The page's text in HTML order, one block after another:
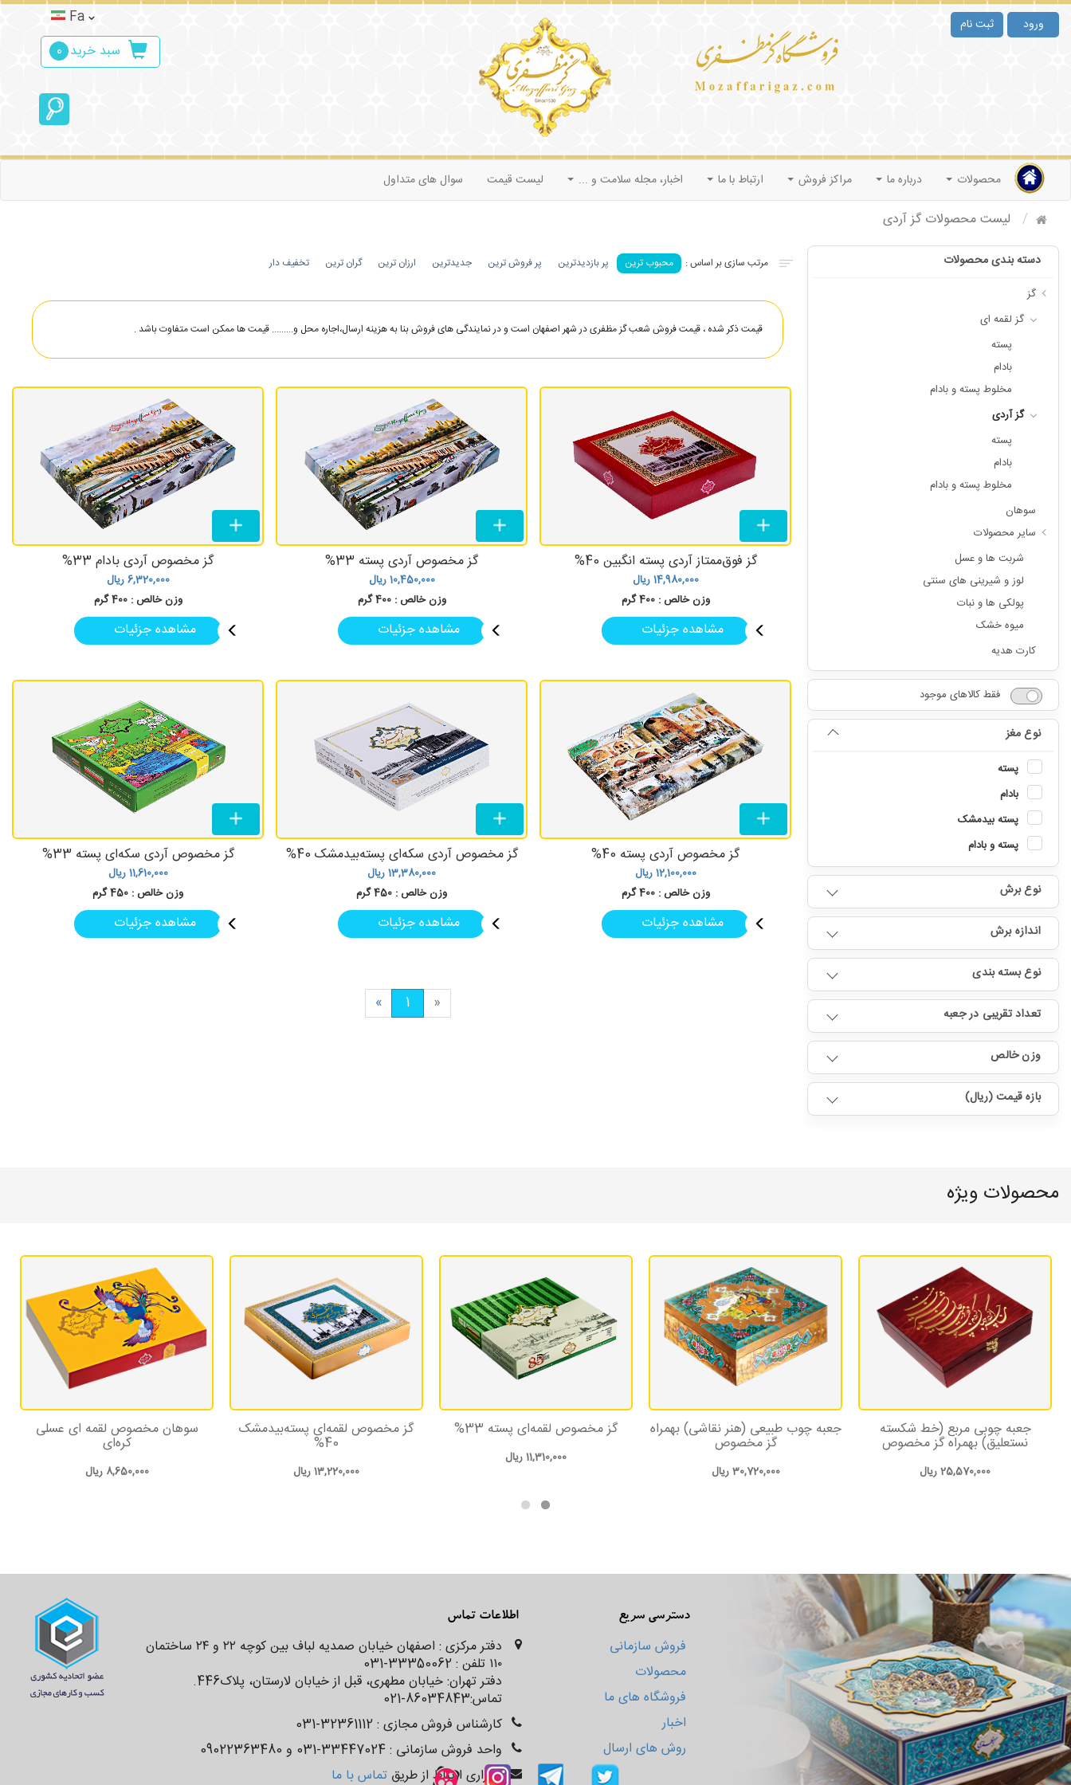
ورود ثبت نام
Fa
سبد خرید 0
محصولات درباره ما مراکز فروش ارتباط با ما اخبار، مجله سلامت و ... لیست قیمت سوال های متداول
لیست محصولات گز آردی
دسته بندی محصولات
گز
گز لقمه ای
پسته
بادام
مخلوط پسته و بادام
گز آردی
پسته
بادام
مخلوط پسته و بادام
سوهان
سایر محصولات
شربت ها و عسل
لوز و شیرینی های سنتی
پولکی ها و نبات
میوه خشک
کارت هدیه
فقط کالاهای موجود
نوع مغز
پسته
بادام
پسته بیدمشک
پسته و بادام
نوع برش
اندازه برش
نوع بسته بندی
تعداد تقریبی در جعبه
وزن خالص
بازه قیمت (ریال)
محبوب ترین پر بازدیدترین پر فروش ترین جدیدترین ارزان ترین گران ترین تخفیف دار
قیمت ذکر شده ، قیمت فروش شعب گز مظفری در شهر اصفهان است و در نمایندگی های فروش بنا به هزینه ارسال،اجاره محل و......... قیمت ها ممکن است متفاوت باشد .
گز فوق‌ممتاز آردی پسته انگبین 40%
14,980,000ریال
وزن خالص : 400 گرم
مشاهده جزئیات
گز مخصوص آردی پسته 33%
10,450,000ریال
وزن خالص : 400 گرم
مشاهده جزئیات
گز مخصوص آردی بادام 33%
6,320,000ریال
وزن خالص : 400 گرم
مشاهده جزئیات
گز مخصوص آردی پسته 40%
12,100,000ریال
وزن خالص : 400 گرم
مشاهده جزئیات
گز مخصوص آردی سکه‌ای پسته‌بیدمشک 40%
13,380,000ریال
وزن خالص : 450 گرم
مشاهده جزئیات
گز مخصوص آردی سکه‌ای پسته‌ 33%
11,610,000ریال
وزن خالص : 450 گرم
مشاهده جزئیات
»
1
«
محصولات ویژه
سوهان مخصوص لقمه ای عسلی
کره‌ای
8,650,000 ریال
گز مخصوص لقمه‌ای پسته‌بیدمشک
40%
13,220,000ریال
گز مخصوص لقمه‌ای پسته 33%
11,310,000ریال
جعبه چوب طبیعی (هنر نقاشی) بهمراه
گز مخصوص
30,720,000ریال
جعبه چوبی مربع (خط شکسته
نستعلیق) بهمراه گز مخصوص
25,570,000ریال
اطلاعات تماس
دفتر مرکزی : اصفهان خیابان صمدیه لباف بین کوچه ۲۲ و ۲۴ ساختمان
۱۱۰ تلفن : 33350062-031
دفتر تهران: خیابان مطهری، قبل از خیابان لارستان، پلاک‌‌‌‌‌‌446.
تماس:86034843-021
کارشناس فروش مجازی : 32361112-031
واحد فروش سازمانی : 33447024-031 و 09022363480
برقراری ارتباط از طریقتماس با ما
دسترسی سریع
فروش سازمانی
محصولات
فروشگاه های ما
اخبار
روش های ارسال